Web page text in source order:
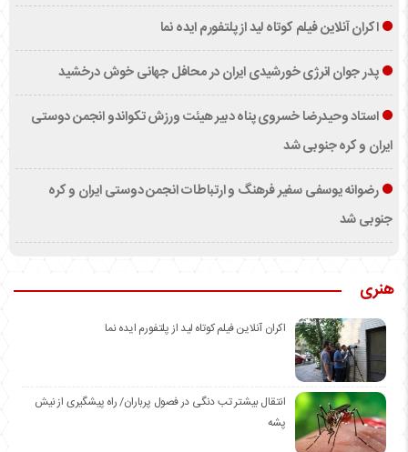
اکران آنلاین فیلم کوتاه لید از پلتفورم ایده نما
پدر جوان انرژی خورشیدی ایران در محافل جهانی خوش درخشید
استاد وحیدرضا خسروی پناه دبیر هیئت ورزش تکواندو انجمن دوستی
ایران و کره جنوبی شد
رضوانه یوسفی سفیر فرهنگ و ارتباطات انجمن دوستی ایران و کره
جنوبی شد
هنری
اکران آنلاین فیلم کوتاه لید از پلتفورم ایده نما
انتقال بیشتر تب دنگی در فصول پرباران/ راه پیشگیری از نیش
پشه